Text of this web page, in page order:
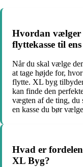
Hvordan vælger
flyttekasse til
Når du skal vælge
at tage højde for,
flytte. XL byg
kan finde den
vægten af de ting, du
en kasse du bør
Hvad er
XL Byg?